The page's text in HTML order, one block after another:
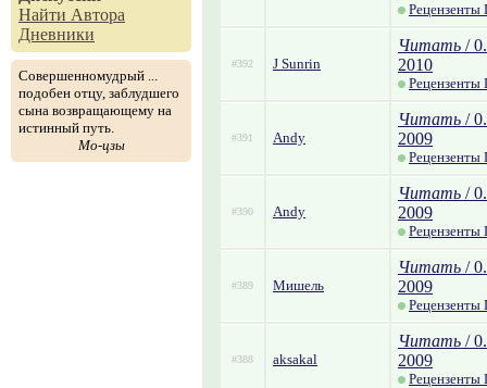
Найти Автора
Дневники
Совершенномудрый ...
подобен отцу, заблудшего
сына возвращающему на
истинный путь.
Мо-цзы
Рецензенты
#392 J Sunrin
Читать /
2010
Рецензенты
#391 Andy
Читать /
2009
Рецензенты
#390 Andy
Читать /
2009
Рецензенты
#389 Мишель
Читать /
2009
Рецензенты
#388 aksakal
Читать /
2009
Рецензенты